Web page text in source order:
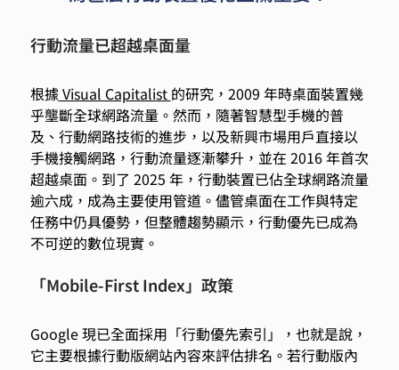
行動流量已超越桌面量
根據 Visual Capitalist 的研究，2009 年時桌面裝置幾
乎壟斷全球網路流量。然而，隨著智慧型手機的普
及、行動網路技術的進步，以及新興市場用戶直接以
手機接觸網路，行動流量逐漸攀升，並在 2016 年首次
超越桌面。到了 2025 年，行動裝置已佔全球網路流量
逾六成，成為主要使用管道。儘管桌面在工作與特定
任務中仍具優勢，但整體趨勢顯示，行動優先已成為
不可逆的數位現實。
「Mobile-First Index」政策
Google 現已全面採用「行動優先索引」，也就是說，
它主要根據行動版網站內容來評估排名。若行動版內